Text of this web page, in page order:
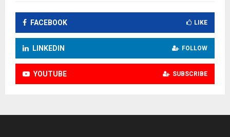
FACEBOOK LIKE
LINKEDIN FOLLOW
YOUTUBE SUBSCRIBE